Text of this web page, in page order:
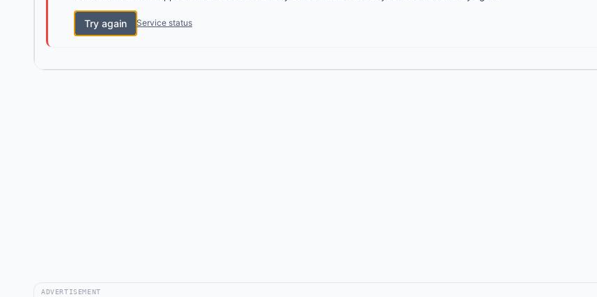
Try again Service status
ADVERTISEMENT